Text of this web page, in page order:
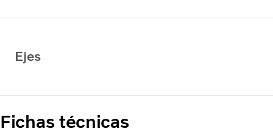
Ejes
Fichas técnicas